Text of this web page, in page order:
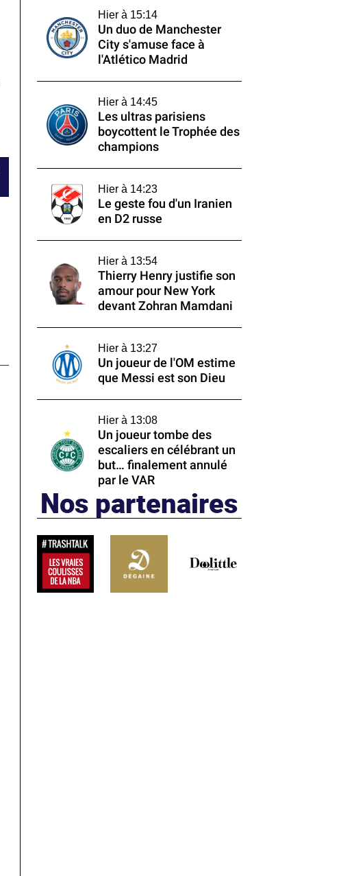
Hier à 15:14
Un duo de Manchester
City s'amuse face à
l'Atlético Madrid
Hier à 14:45
Les ultras parisiens
boycottent le Trophée des
champions
Hier à 14:23
Le geste fou d'un Iranien
en D2 russe
Hier à 13:54
Thierry Henry justifie son
amour pour New York
devant Zohran Mamdani
Hier à 13:27
Un joueur de l'OM estime
que Messi est son Dieu
Hier à 13:08
Un joueur tombe des
escaliers en célébrant un
but… finalement annulé
par le VAR
Nos partenaires